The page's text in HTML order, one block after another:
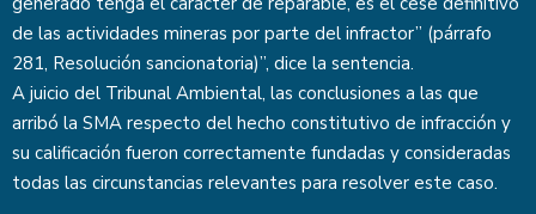
de las actividades mineras por parte del infractor” (párrafo
281, Resolución sancionatoria)”, dice la sentencia.
A juicio del Tribunal Ambiental, las conclusiones a las que
arribó la SMA respecto del hecho constitutivo de infracción y
su calificación fueron correctamente fundadas y consideradas
todas las circunstancias relevantes para resolver este caso.